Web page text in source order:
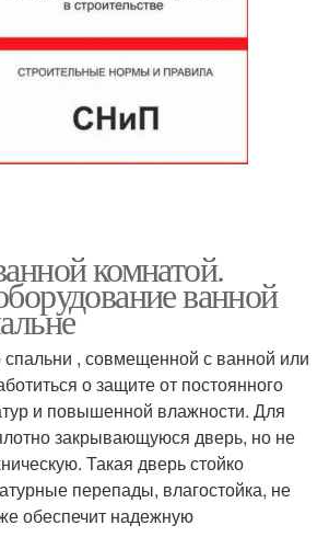
комнатой.
ванной
, совмещенной с ванной или
о защите от постоянного
и повышенной влажности. Для
закрывающуюся дверь, но не
Такая дверь стойко
перепады, влагостойка, не
обеспечит надежную